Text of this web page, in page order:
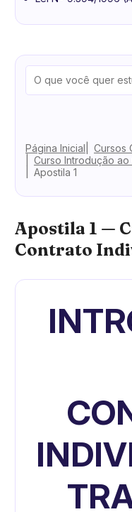
Página Inicial
Cursos
Curso Introdução
Apostila 1
Apostila 1 —
Contrato